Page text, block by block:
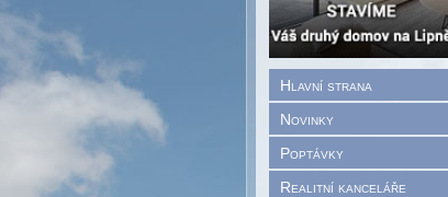
Hlavní strana
Novinky
Poptávky
Realitní kanceláře